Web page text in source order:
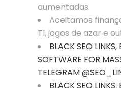
aumentadas.
Aceitamos
TI, jogos de azar e
BLACK SEO LINKS,
SOFTWARE FOR
TELEGRAM
BLACK SEO LINKS,